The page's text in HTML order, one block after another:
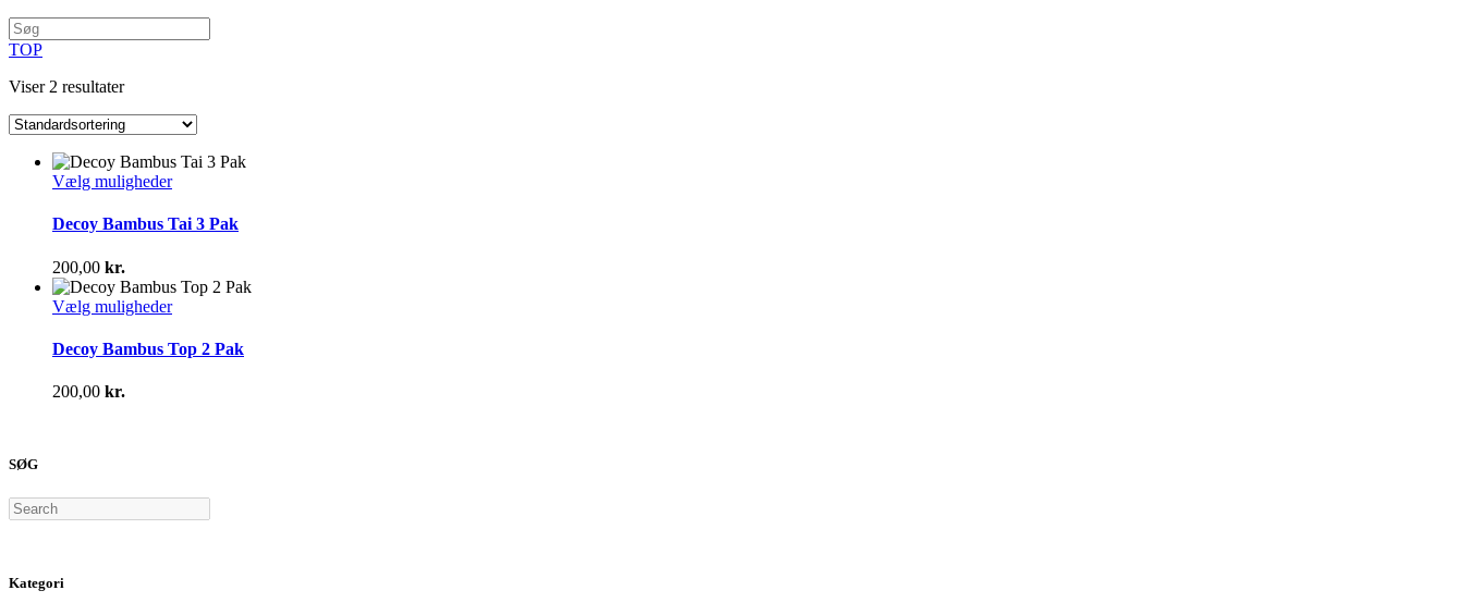
TOP
Viser 2 resultater
Vælg mulighederDette
har
Mulighederne
kan
vælges
varesiden
Decoy Bambus Tai 3 Pak
200,00 kr.
Vælg mulighederDette
har
flere
Decoy Bambus Top 2 Pak
200,00 kr.
SØG
Search
Kategori